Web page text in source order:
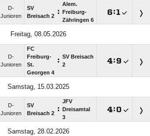
D-
Junioren
SV
Breisach 2 :
Alem.
Freiburg-
Zähringen 6
:
Freitag, 08.05.2026
D-
Junioren
FC
Freiburg-
St.
Georgen 4
: SV Breisach
2
:
Samstag, 15.03.2025
D-
Junioren
SV
Breisach 2 :
JFV
Dreisamtal
3
:
Samstag, 28.02.2026